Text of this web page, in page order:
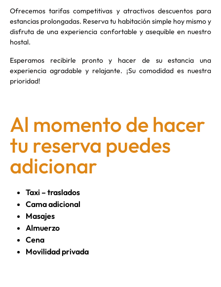
Ofrecemos tarifas competitivas y atractivos descuentos para
estancias prolongadas. Reserva tu habitación simple hoy mismo y
disfruta de una experiencia confortable y asequible en nuestro
hostal.
Esperamos recibirle pronto y hacer de su estancia una
experiencia agradable y relajante. ¡Su comodidad es nuestra
prioridad!
Al momento de hacer
tu reserva puedes
adicionar
Taxi – traslados
Cama adicional
Masajes
Almuerzo
Cena
Movilidad privada